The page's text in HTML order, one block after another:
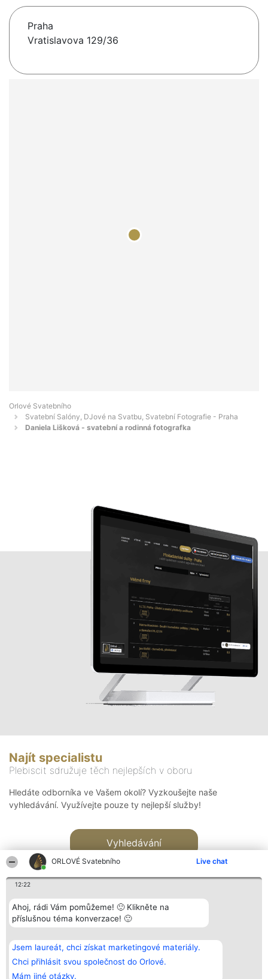
ORLOVÉ Svatebního Live chat
12:22
Ahoj, rádi Vám pomůžeme! 🙂 Klikněte na
příslušnou téma konverzace! 🙂
Jsem laureát, chci získat marketingové materiály.
Chci přihlásit svou společnost do Orlové.
Mám jiné otázky.
Praha
Vratislavova 129/36
Orlové Svatebního
Svatební Salóny, DJové na Svatbu, Svatební Fotografie - Praha
Daniela Lišková - svatební a rodinná fotografka
Najít specialistu
Plebiscit sdružuje těch nejlepších v oboru
Hledáte odborníka ve Vašem okolí? Vyzkoušejte naše
vyhledávání. Využívejte pouze ty nejlepší služby!
Vyhledávání
Bright Side Solutions sp. z o.
o. sp. k.
ul. Ruska 22
Wrocław 50-079
KRS 0000749100 | Regon
Vítězové
Seznam všech
laureátů
Zásady
Kontakt